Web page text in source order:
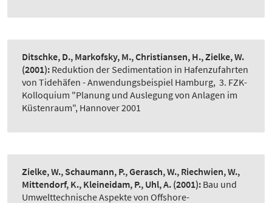
Ditschke, D., Markofsky, M., Christiansen, H., Zielke, W.
(2001): Reduktion der Sedimentation in Hafenzufahrten
von Tidehäfen - Anwendungsbeispiel Hamburg, 3. FZK-
Kolloquium "Planung und Auslegung von Anlagen im
Küstenraum", Hannover 2001
Zielke, W., Schaumann, P., Gerasch, W., Riechwien, W.,
Mittendorf, K., Kleineidam, P., Uhl, A. (2001): Bau und
Umwelttechnische Aspekte von Offshore-